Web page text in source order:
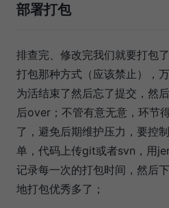
部署打包
排查完、修改完我们就要打包
打包那种方式（应该禁止），
为活结束了然后忘了提交，然
后over；不管有意无意，环节
了，避免后期维护压力，要控
单，代码上传git或者svn，用
记录每一次的打包时间，然后
地打包优秀多了；